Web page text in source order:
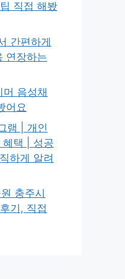
직접 해봤
간편하게
연장하는
음성채
어요
램 | 개인
택 | 성공
하게 알려
충주시
기, 직접